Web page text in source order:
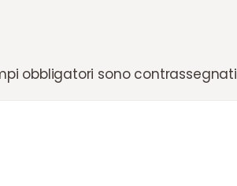
obbligatori sono contrassegnati